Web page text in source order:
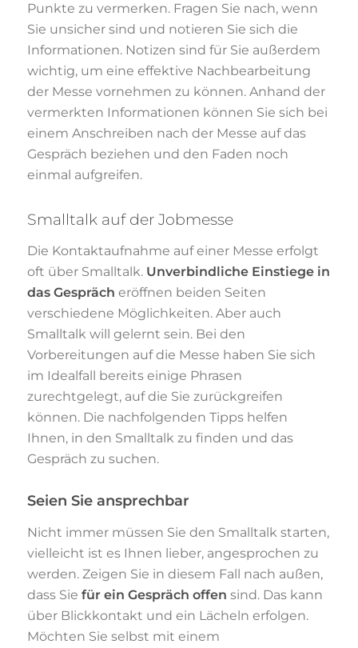
Punkte zu vermerken. Fragen Sie nach, wenn
Sie unsicher sind und notieren Sie sich die
Informationen. Notizen sind für Sie außerdem
wichtig, um eine effektive Nachbearbeitung
der Messe vornehmen zu können. Anhand der
vermerkten Informationen können Sie sich bei
einem Anschreiben nach der Messe auf das
Gespräch beziehen und den Faden noch
einmal aufgreifen.
Smalltalk auf der Jobmesse
Die Kontaktaufnahme auf einer Messe erfolgt
oft über Smalltalk. Unverbindliche Einstiege in
das Gespräch eröffnen beiden Seiten
verschiedene Möglichkeiten. Aber auch
Smalltalk will gelernt sein. Bei den
Vorbereitungen auf die Messe haben Sie sich
im Idealfall bereits einige Phrasen
zurechtgelegt, auf die Sie zurückgreifen
können. Die nachfolgenden Tipps helfen
Ihnen, in den Smalltalk zu finden und das
Gespräch zu suchen.
Seien Sie ansprechbar
Nicht immer müssen Sie den Smalltalk starten,
vielleicht ist es Ihnen lieber, angesprochen zu
werden. Zeigen Sie in diesem Fall nach außen,
dass Sie für ein Gespräch offen sind. Das kann
über Blickkontakt und ein Lächeln erfolgen.
Möchten Sie selbst mit einem